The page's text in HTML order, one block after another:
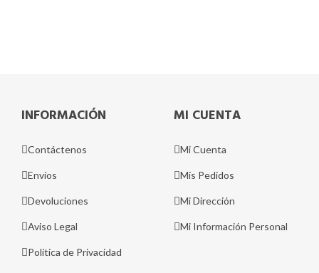
INFORMACIÓN
Contáctenos
Envíos
Devoluciones
Aviso Legal
Política de Privacidad
MI CUENTA
Mi Cuenta
Mis Pedidos
Mi Dirección
Mi Información Personal